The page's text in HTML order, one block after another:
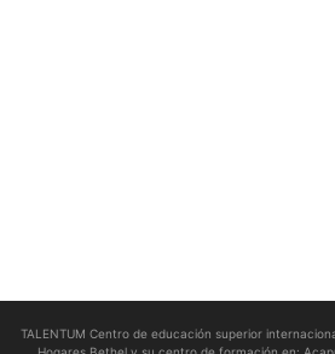
TALENTUM Centro de educación superior